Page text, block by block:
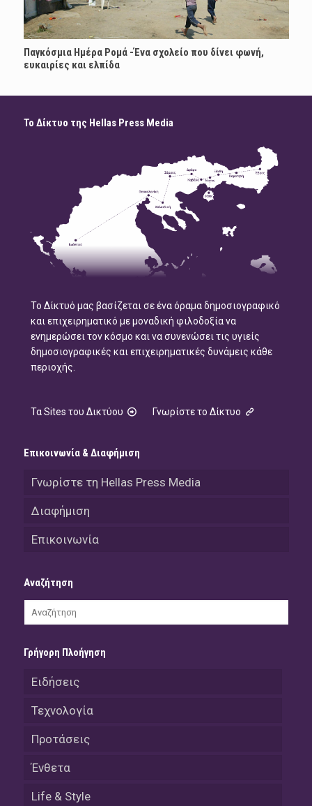
Παγκόσμια Ημέρα Ρομά -Ένα σχολείο που δίνει φωνή,
ευκαιρίες και ελπίδα
Το Δίκτυο της Hellas Press Media
Το Δίκτυό μας βασίζεται σε ένα όραμα δημοσιογραφικό
και επιχειρηματικό με μοναδική φιλοδοξία να
ενημερώσει τον κόσμο και να συνενώσει τις υγιείς
δημοσιογραφικές και επιχειρηματικές δυνάμεις κάθε
περιοχής.
Τα Sites του Δικτύου Γνωρίστε το Δίκτυο
Επικοινωνία & Διαφήμιση
Γνωρίστε τη Hellas Press Media
Διαφήμιση
Επικοινωνία
Αναζήτηση
Γρήγορη Πλοήγηση
Ειδήσεις
Τεχνολογία
Προτάσεις
Ένθετα
Life & Style